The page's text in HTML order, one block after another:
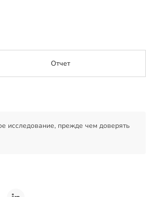
Отчет
исследование, прежде чем доверять